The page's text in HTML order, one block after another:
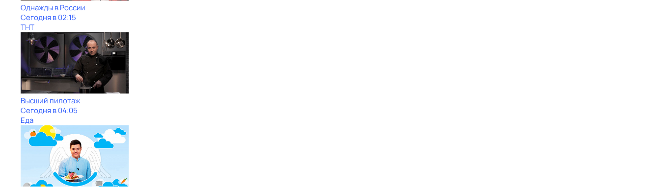
Однажды в России
Сегодня в 02:15
ТНТ
Высший пилотаж
Сегодня в 04:05
Еда